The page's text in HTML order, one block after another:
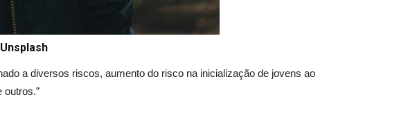
a diversos riscos, aumento do risco na inicialização de jovens ao
outros.”